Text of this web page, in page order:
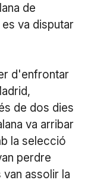
de
va disputar
d'enfrontar
de dos dies
va arribar
la selecció
perdre
van assolir la